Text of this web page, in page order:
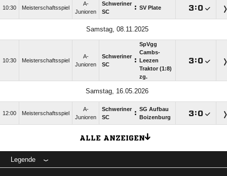
10:30 Meisterschaftsspiel
A-
Junioren
Schweriner
SC
: SV Plate :
Samstag, 08.11.2025
10:30 Meisterschaftsspiel
A-
Junioren
Schweriner
SC
:
SpVgg
Cambs-
Leezen
Traktor (1:8)
zg.
:
Samstag, 16.05.2026
12:00 Meisterschaftsspiel
A-
Junioren
Schweriner
SC
: SG Aufbau
Boizenburg
:
ALLE ANZEIGEN
Legende